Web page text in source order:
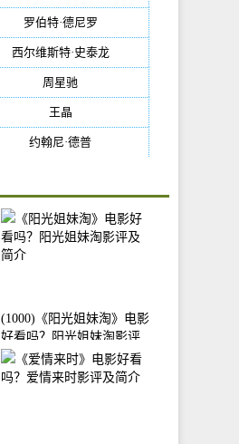
罗伯特·德尼罗
西尔维斯特·史泰龙(29)
周星驰
王晶
约翰尼·德普
(1000)《阳光姐妹淘》电影
好看吗？阳光姐妹淘影评
及简介